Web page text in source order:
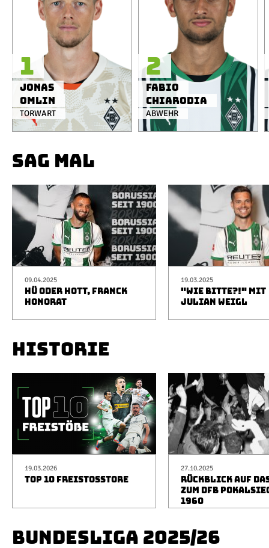
TORWART
Jonas
Omlin
1
ABWEHR
Fabio
Chiarodia
2
SAG MAL
09.04.2025
HÜ ODER HOTT, FRANCK
HONORAT
19.03.2025
"WIE BITTE?!" MIT
JULIAN WEIGL
HISTORIE
19.03.2026
TOP 10 FREISTOSSTORE
27.10.2025
RÜCKBLICK AUF
ZUM DFB
1960
BUNDESLIGA 2025/26